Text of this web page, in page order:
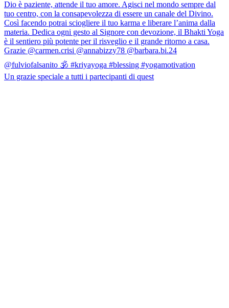
Un grazie speciale a tutti i partecipanti di quest